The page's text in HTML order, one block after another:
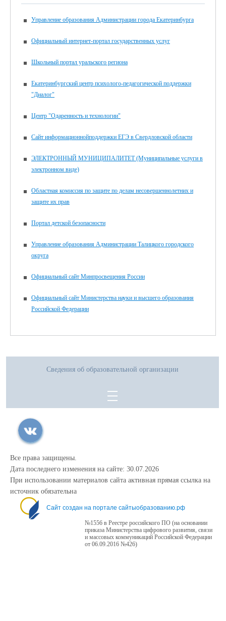
Управление образования Администрации города Екатеринбурга
Официальный интернет-портал государственных услуг
Школьный портал уральского региона
Екатеринбургский центр психолого-педагогической поддержки
"Диалог"
Центр "Одаренность и технологии"
Сайт информационнойподдержки ЕГЭ в Свердловской области
ЭЛЕКТРОННЫЙ МУНИЦИПАЛИТЕТ (Муниципальные услуги в
электронном виде)
Областная комиссия по защите по делам несовершеннолетних и
защите их прав
Портал детской безопасности
Управление образования Администрации Талицкого городского
округа
Официальный сайт Минпросвещения России
Официальный сайт Министерства науки и высшего образования
Российской Федерации
Сведения об образовательной организации
Все права защищены.
Дата последнего изменения на сайте: 30.07.2026
При использовании материалов сайта активная прямая ссылка на
источник обязательна
Сайт создан на портале сайтыобразованию.рф
№1556 в Реестре российского ПО (на основании
приказа Министерства цифрового развития, связи
и массовых коммуникаций Российской Федерации
от 06.09.2016 №426)